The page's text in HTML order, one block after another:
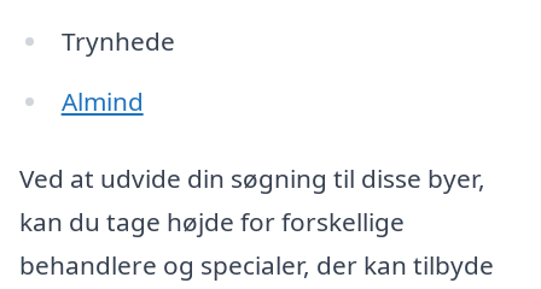
Trynhede
Almind
Ved at udvide din søgning til disse byer,
kan du tage højde for forskellige
behandlere og specialer, der kan tilbyde